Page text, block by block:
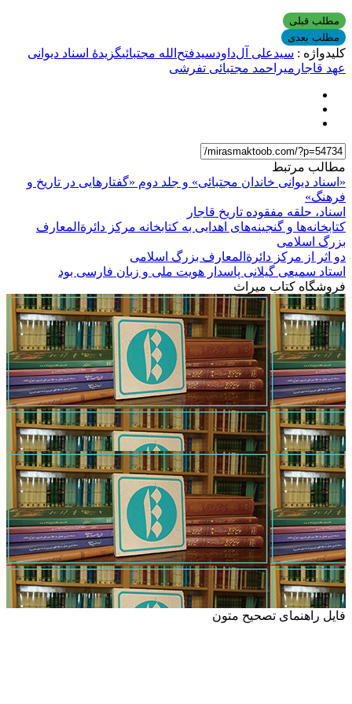
مطلب قبلی
مطلب بعدی
کلیدواژه : سیدعلی آل‌داودسیدفتح‌الله مجتبائیگزیدۀ اسناد دیوانی
عهد قاجار میراحمد مجتبائی تفرشی
مطالب مرتبط
«اسناد دیوانی خاندان مجتبائی» و جلد دوم «گفتارهایی در تاریخ و
فرهنگ»
اسناد، حلقه مفقوده تاریخ قاجار
کتابخانه‌ها و گنجینه‌های اهدایی به کتابخانه مرکز دائرة‌المعارف
بزرگ اسلامی
دو اثر از مرکز دائرةالمعارف بزرگ اسلامی
استاد سمیعی گیلانی پاسدار هویت ملی و زبان فارسی بود
فروشگاه کتاب میراث
فایل راهنمای تصحیح متون